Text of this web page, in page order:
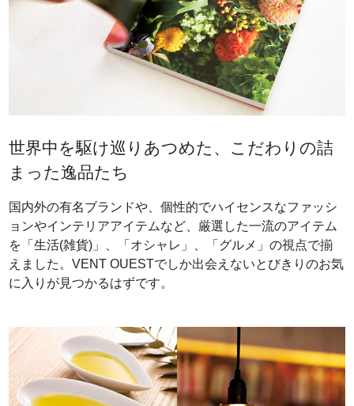
世界中を駆け巡りあつめた、こだわりの詰
まった逸品たち
国内外の有名ブランドや、個性的でハイセンスなファッシ
ョンやインテリアアイテムなど、厳選した一流のアイテム
を「生活(雑貨)」、「オシャレ」、「グルメ」の視点で揃
えました。VENT OUESTでしか出会えないとびきりのお気
に入りが見つかるはずです。